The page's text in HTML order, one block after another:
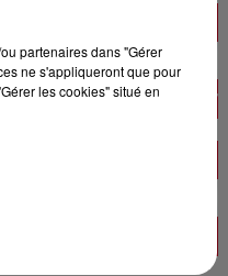
partenaires dans "Gérer
ne s'appliqueront que pour
les cookies" situé en